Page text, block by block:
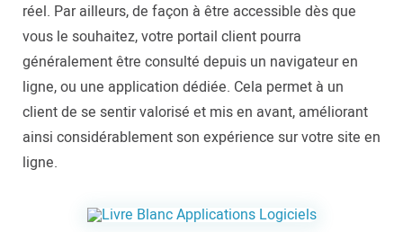
réel. Par ailleurs, de façon à être accessible dès que
vous le souhaitez, votre portail client pourra
généralement être consulté depuis un navigateur en
ligne, ou une application dédiée. Cela permet à un
client de se sentir valorisé et mis en avant, améliorant
ainsi considérablement son expérience sur votre site en
ligne.